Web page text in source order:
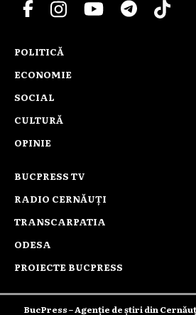
POLITICĂ
ECONOMIE
SOCIAL
CULTURĂ
OPINIE
BUCPRESS TV
RADIO CERNĂUȚI
TRANSCARPATIA
ODESA
PROIECTE BUCPRESS
BucPress – Agenție de știri din